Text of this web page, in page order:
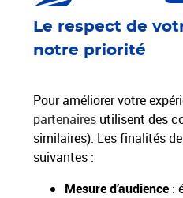
Le respect de
notre priorité
Pour améliorer votre
partenaires utilisent des
similaires). Les finalités
suivantes :
Mesure d’audience :
Paiements 100%
Hors livres et hors produits
Nos engagements
sociétaux et